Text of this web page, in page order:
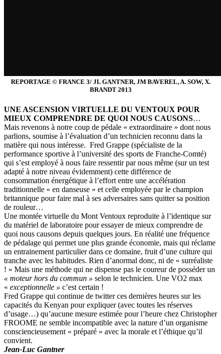
REPORTAGE © FRANCE 3/ JL GANTNER, JM BAVEREL, A. SOW, X.
BRANDT 2013
UNE ASCENSION VIRTUELLE DU VENTOUX POUR
MIEUX COMPRENDRE DE QUOI NOUS CAUSONS…
Mais revenons à notre coup de pédale « extraordinaire » dont nous
parlions, soumise à l’évaluation d’un technicien reconnu dans la
matière qui nous intéresse. Fred Grappe (spécialiste de la
performance sportive à l’université des sports de Franche-Comté)
qui s’est employé à nous faire ressentir par nous même (sur un test
adapté à notre niveau évidemment) cette différence de
consommation énergétique à l’effort entre une accélération
traditionnelle « en danseuse » et celle employée par le champion
britannique pour faire mal à ses adversaires sans quitter sa position
de rouleur…
Une montée virtuelle du Mont Ventoux reproduite à l’identique sur
du matériel de laboratoire pour essayer de mieux comprendre de
quoi nous causons depuis quelques jours. En réalité une fréquence
de pédalage qui permet une plus grande économie, mais qui réclame
un entrainement particulier dans ce domaine, fruit d’une culture qui
tranche avec les habitudes. Rien d’anormal donc, ni de « surréaliste
! » Mais une méthode qui ne dispense pas le coureur de posséder un
« moteur hors du commun » selon le technicien. Une VO2 max
« exceptionnelle » c’est certain !
Fred Grappe qui continue de twitter ces dernières heures sur les
capacités du Kenyan pour expliquer (avec toutes les réserves
d’usage…) qu’aucune mesure estimée pour l’heure chez Christopher
FROOME ne semble incompatible avec la nature d’un organisme
consciencieusement « préparé » avec la morale et l’éthique qu’il
convient.
Jean-Luc Gantner